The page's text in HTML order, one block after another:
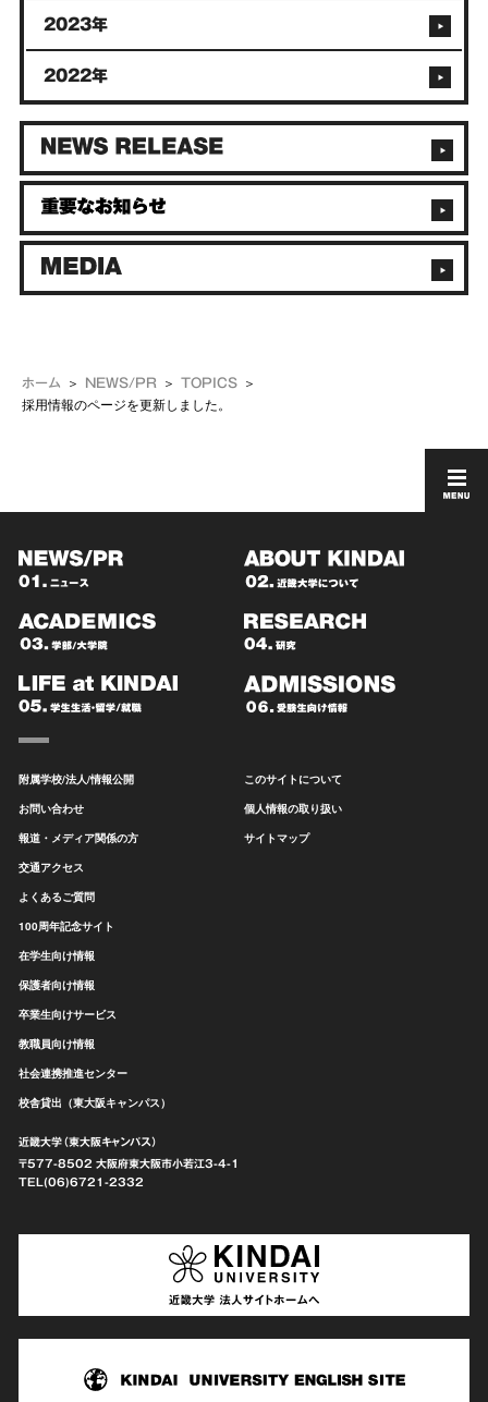
ホーム NEWS/PR TOPICS
採用情報のページを更新しました。
2023年
2022年
附属学校/法人/情報公開
お問い合わせ
報道・メディア関係の方
交通アクセス
よくあるご質問
100周年記念サイト
在学生向け情報
保護者向け情報
卒業生向けサービス
教職員向け情報
社会連携推進センター
校舎貸出（東大阪キャンパス）
このサイトについて
個人情報の取り扱い
サイトマップ
近畿大学（東大阪キャンパス）
〒577-8502 大阪府東大阪市小若江3-4-1
TEL(06)6721-2332